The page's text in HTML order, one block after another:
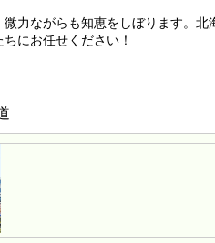
力ながらも知恵をしぼります。
にお任せください！